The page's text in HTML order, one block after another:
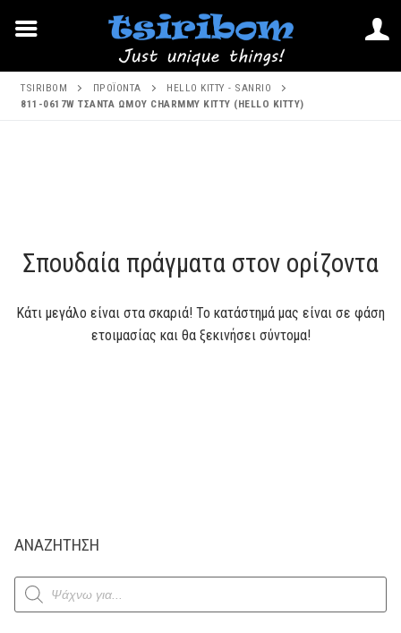
Μετάβαση
TSIRIBOM ΠΡΟΪΌΝΤΑ
HELLO KITTY - SANRIO
811-0617W ΤΣΑΝΤΑ ΩΜΟΥ CHARMMY KITTY (HELLO KITTY)
Σπουδαία πράγματα στον ορίζοντα
Κάτι μεγάλο είναι στα σκαριά! Το κατάστημά μας είναι σε φάση
ετοιμασίας και θα ξεκινήσει σύντομα!
ΑΝΑΖΗΤΗΣΗ
Products
search